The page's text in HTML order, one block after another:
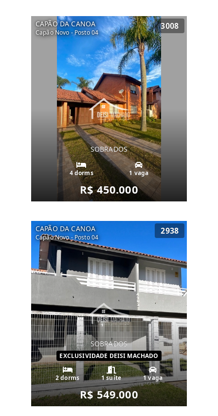
CAPÃO DA CANOA
Capão Novo - Posto 04
3008
SOBRADOS
4 dorms 1 vaga
R$ 450.000
CAPÃO DA CANOA
Capão Novo - Posto 04
2938
SOBRADOS
EXCLUSIVIDADE DEISI MACHADO
2 dorms 1 suíte 1 vaga
R$ 549.000